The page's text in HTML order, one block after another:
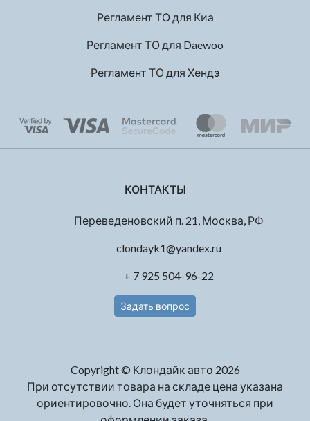
Регламент ТО для Киа
Регламент ТО для Daewoo
Регламент ТО для Хендэ
КОНТАКТЫ
Переведеновский п. 21, Москва, РФ
clondayk1@yandex.ru
+ 7 925 504-96-22
Задать вопрос
Copyright © Клондайк авто 2026
При отсутствии товара на складе цена указана
ориентировочно. Она будет уточняться при